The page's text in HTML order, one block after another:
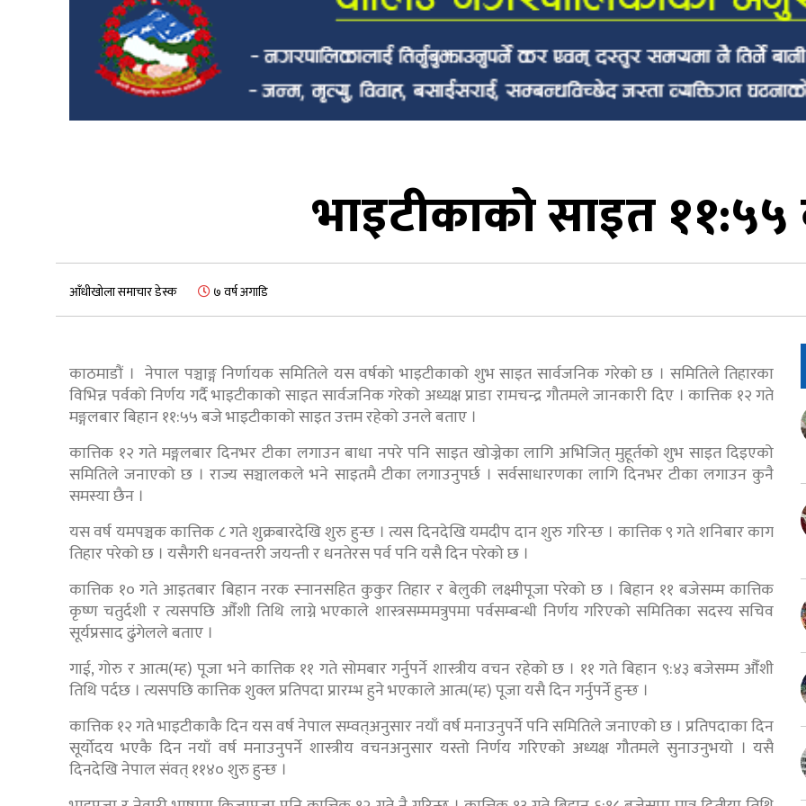
भाइटीकाको साइत ११:५५
आँधीखोला समाचार डेस्क ७ वर्ष अगाडि
काठमाडौं । नेपाल पञ्चाङ्ग निर्णायक समितिले यस वर्षको भाइटीकाको शुभ साइत सार्वजनिक गरेको छ । समितिले तिहारका
विभिन्न पर्वको निर्णय गर्दै भाइटीकाको साइत सार्वजनिक गरेको अध्यक्ष प्राडा रामचन्द्र गौतमले जानकारी दिए । कात्तिक १२ गते
मङ्गलबार बिहान ११:५५ बजे भाइटीकाको साइत उत्तम रहेको उनले बताए ।
कात्तिक १२ गते मङ्गलबार दिनभर टीका लगाउन बाधा नपरे पनि साइत खोज्नेका लागि अभिजित् मुहूर्तको शुभ साइत दिइएको
समितिले जनाएको छ । राज्य सञ्चालकले भने साइतमै टीका लगाउनुपर्छ । सर्वसाधारणका लागि दिनभर टीका लगाउन कुनै
समस्या छैन ।
यस वर्ष यमपञ्चक कात्तिक ८ गते शुक्रबारदेखि शुरु हुन्छ । त्यस दिनदेखि यमदीप दान शुरु गरिन्छ । कात्तिक ९ गते शनिबार काग
तिहार परेको छ । यसैगरी धनवन्तरी जयन्ती र धनतेरस पर्व पनि यसै दिन परेको छ ।
कात्तिक १० गते आइतबार बिहान नरक स्नानसहित कुकुर तिहार र बेलुकी लक्ष्मीपूजा परेको छ । बिहान ११ बजेसम्म कात्तिक
कृष्ण चतुर्दशी र त्यसपछि औँशी तिथि लाग्ने भएकाले शास्त्रसम्ममत्रुपमा पर्वसम्बन्धी निर्णय गरिएको समितिका सदस्य सचिव
सूर्यप्रसाद ढुंगेलले बताए ।
गाई, गोरु र आत्म(म्ह) पूजा भने कात्तिक ११ गते सोमबार गर्नुपर्ने शास्त्रीय वचन रहेको छ । ११ गते बिहान ९:४३ बजेसम्म औँशी
तिथि पर्दछ । त्यसपछि कात्तिक शुक्ल प्रतिपदा प्रारम्भ हुने भएकाले आत्म(म्ह) पूजा यसै दिन गर्नुपर्ने हुन्छ ।
कात्तिक १२ गते भाइटीकाकै दिन यस वर्ष नेपाल सम्वत्अनुसार नयाँ वर्ष मनाउनुपर्ने पनि समितिले जनाएको छ । प्रतिपदाका दिन
सूर्योदय भएकै दिन नयाँ वर्ष मनाउनुपर्ने शास्त्रीय वचनअनुसार यस्तो निर्णय गरिएको अध्यक्ष गौतमले सुनाउनुभयो । यसै
दिनदेखि नेपाल संवत् ११४० शुरु हुन्छ ।